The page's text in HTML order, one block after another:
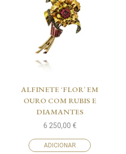
ALFINETE ‘FLOR’ EM
OURO COM RUBIS E
DIAMANTES
6 250,00 €
ADICIONAR